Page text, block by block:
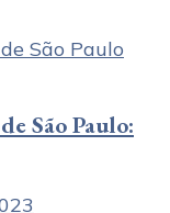
São Paulo: